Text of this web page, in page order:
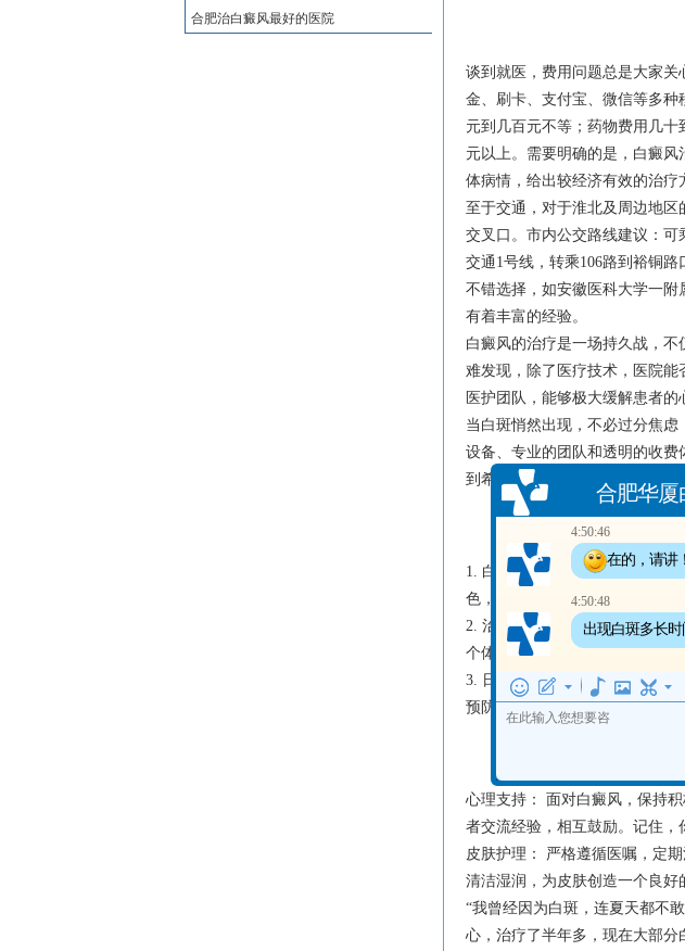
谈到就医，费用问题总是大家
金、刷卡、支付宝、微信等多种
元到几百元不等；药物费用几十
元以上。需要明确的是，白癜风
体病情，给出较经济有效的治疗
至于交通，对于淮北及周边地区
交叉口。市内公交路线建议：可
交通1号线，转乘106路到裕铜
不错选择，如安徽医科大学一附
有着丰富的经验。
白癜风的治疗是一场持久战，不
难发现，除了医疗技术，医院能
医护团队，能够极大缓解患者的
当白斑悄然出现，不必过分焦虑
设备、专业的团队和透明的收费
到希望，重拾健康自信的皮肤。
1. 白癜风能有效治疗吗？ 白癜
色，但通过规范治疗，大多数患
2. 治疗白癜风需要多长时间？
个体差异和治疗依从性。坚持治
3. 日常生活中如何预防白斑扩
预防白斑扩散。
心理支持： 面对白癜风，保持
者交流经验，相互鼓励。记住，
皮肤护理： 严格遵循医嘱，定
清洁湿润，为皮肤创造一个良好
“我曾经因为白斑，连夏天都不
心，治疗了半年多，现在大部
合肥治白癜风最好的医院
合肥华厦
4:50:46
在的，请讲
4:50:48
出现白斑多长时